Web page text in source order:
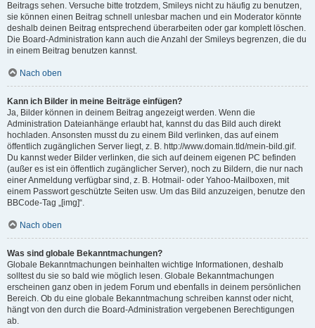
Beitrags sehen. Versuche bitte trotzdem, Smileys nicht zu häufig zu benutzen,
sie können einen Beitrag schnell unlesbar machen und ein Moderator könnte
deshalb deinen Beitrag entsprechend überarbeiten oder gar komplett löschen.
Die Board-Administration kann auch die Anzahl der Smileys begrenzen, die du
in einem Beitrag benutzen kannst.
Nach oben
Kann ich Bilder in meine Beiträge einfügen?
Ja, Bilder können in deinem Beitrag angezeigt werden. Wenn die
Administration Dateianhänge erlaubt hat, kannst du das Bild auch direkt
hochladen. Ansonsten musst du zu einem Bild verlinken, das auf einem
öffentlich zugänglichen Server liegt, z. B. http://www.domain.tld/mein-bild.gif.
Du kannst weder Bilder verlinken, die sich auf deinem eigenen PC befinden
(außer es ist ein öffentlich zugänglicher Server), noch zu Bildern, die nur nach
einer Anmeldung verfügbar sind, z. B. Hotmail- oder Yahoo-Mailboxen, mit
einem Passwort geschützte Seiten usw. Um das Bild anzuzeigen, benutze den
BBCode-Tag „[img]“.
Nach oben
Was sind globale Bekanntmachungen?
Globale Bekanntmachungen beinhalten wichtige Informationen, deshalb
solltest du sie so bald wie möglich lesen. Globale Bekanntmachungen
erscheinen ganz oben in jedem Forum und ebenfalls in deinem persönlichen
Bereich. Ob du eine globale Bekanntmachung schreiben kannst oder nicht,
hängt von den durch die Board-Administration vergebenen Berechtigungen
ab.